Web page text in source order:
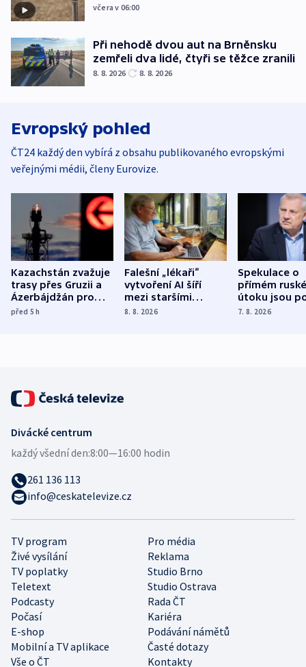
včera v 06:00
Při nehodě dvou aut na Brněnsku
zemřeli dva lidé, čtyři se těžce zranili
8. 8. 2026 8. 8. 2026
Evropský pohled
ČT24 každý den vybírá z obsahu publikovaného evropskými
veřejnými médii, členy Eurovize.
Kazachstán zvažuje
trasy přes Gruzii a
Ázerbájdžán pro
vývoz ropy do
před 5h
Falešní „lékaři“
vytvoření AI šíří
mezi staršími
Poláky nebezpečné
8. 8. 2026
Spekulace o
přímém
útoku jsou
míní
7. 8. 2026
TV program
Pro média
Živé vysílání
Reklama
TV poplatky
Studio Brno
Teletext
Studio Ostrava
Podcasty
Rada ČT
Počasí
Kariéra
E-shop
Podávání námětů
Mobilní a TV aplikace
Časté dotazy
Vše o ČT
Kontakty
Divácké centrum
každý všední den:8:00—16:00 hodin
261 136 113
info@ceskatelevize.cz